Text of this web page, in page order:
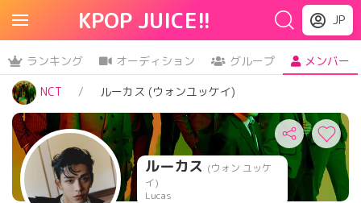
KPOP JUICE!! JP
ランキング オーディション グループ
メンバー
NCT
ルーカス (ウォンユッケイ)
ルーカス (ウォン ユッケ
イ)
Lucas